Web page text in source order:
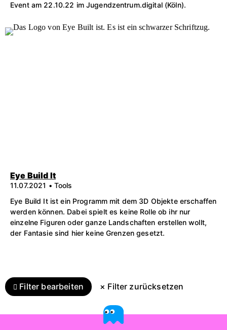
Event am 22.10.22 im Jugendzentrum.digital (Köln).
Eye Build It
11.07.2021 • Tools
Eye Build It ist ein Programm mit dem 3D Objekte erschaffen
werden können. Dabei spielt es keine Rolle ob ihr nur
einzelne Figuren oder ganze Landschaften erstellen wollt,
der Fantasie sind hier keine Grenzen gesetzt.
Filter bearbeiten × Filter zurücksetzen